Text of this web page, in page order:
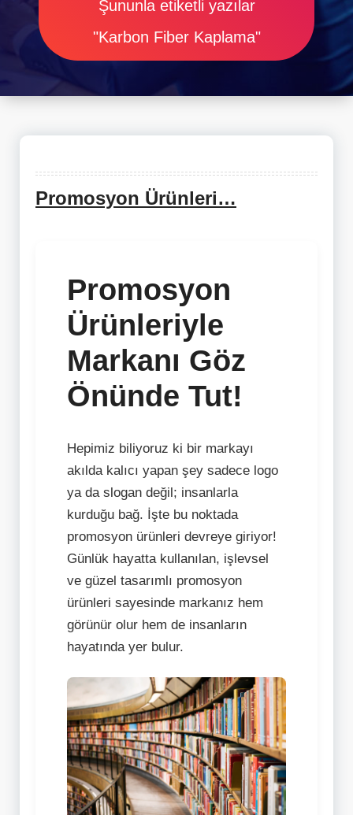
Şununla etiketli yazılar
"Karbon Fiber Kaplama"
Promosyon Ürünleri…
Promosyon
Ürünleriyle
Markanı Göz
Önünde Tut!
Hepimiz biliyoruz ki bir markayı
akılda kalıcı yapan şey sadece logo
ya da slogan değil; insanlarla
kurduğu bağ. İşte bu noktada
promosyon ürünleri devreye giriyor!
Günlük hayatta kullanılan, işlevsel
ve güzel tasarımlı promosyon
ürünleri sayesinde markanız hem
görünür olur hem de insanların
hayatında yer bulur.